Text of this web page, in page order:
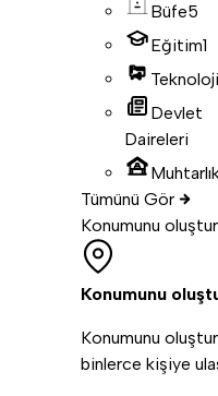
Büfe5
Eğitim1
Teknoloji
Devlet
Daireleri
Tümünü Gör
Konumunu oluştur
Konumunu
Konumunu
binlerce kişiye